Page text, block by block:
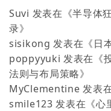
Suvi 发表在《半导体
录》
sisikong 发表在《日
poppyyuki 发表在《
法则与布局策略》
MyClementine 发表
smile123 发表在《心